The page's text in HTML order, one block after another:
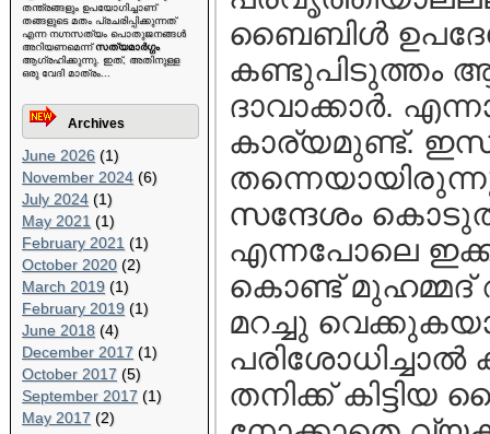
തന്ത്രങ്ങളും ഉപയോഗിച്ചാണ്
തങ്ങളുടെ മതം പ്രചരിപ്പിക്കുന്നത്
എന്ന നഗ്നസത്യം പൊതുജനങ്ങള്‍
അറിയണമെന്ന്സത്യമാര്‍ഗ്ഗം
ആഗ്രഹിക്കുന്നു. ഇത്, അതിനുള്ള
ഒരു വേദി മാത്രം...
Archives
June 2026 (1)
November 2024 (6)
July 2024 (1)
May 2021 (1)
February 2021 (1)
October 2020 (2)
March 2019 (1)
February 2019 (1)
June 2018 (4)
December 2017 (1)
October 2017 (5)
September 2017 (1)
May 2017 (2)
ബൈബിള്‍
കണ്ടുപിടുത്തം
ദാവാക്കാര്‍.
കാര്യമുണ്ട്.
സന്ദേശം
എന്നപോലെ
കൊണ്ട് മുഹമ്മദ്‌
മറച്ചു
തനിക്ക്